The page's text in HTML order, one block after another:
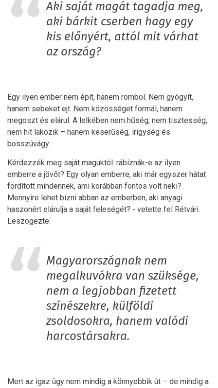
Aki saját magát tagadja meg,
aki bárkit cserben hagy egy
kis előnyért, attól mit várhat
az ország?
Egy ilyen ember nem épít, hanem rombol. Nem gyógyít,
hanem sebeket ejt. Nem közösséget formál, hanem
megoszt és elárul. A lelkében nem hűség, nem tisztesség,
nem hit lakozik – hanem keserűség, irigység és
bosszúvágy.
Kérdezzék meg saját maguktól: rábíznák-e az ilyen
emberre a jövőt? Egy olyan emberre, aki már egyszer hátat
fordított mindennek, ami korábban fontos volt neki?
Mennyire lehet bízni abban az emberben, aki anyagi
haszonért elárulja a saját feleségét? - vetette fel Rétvári.
Leszögezte:
Magyarországnak nem
megalkuvókra van szüksége,
nem a legjobban fizetett
színészekre, külföldi
zsoldosokra, hanem valódi
harcostársakra.
Mert az igaz ügy nem mindig a könnyebbik út – de mindig a